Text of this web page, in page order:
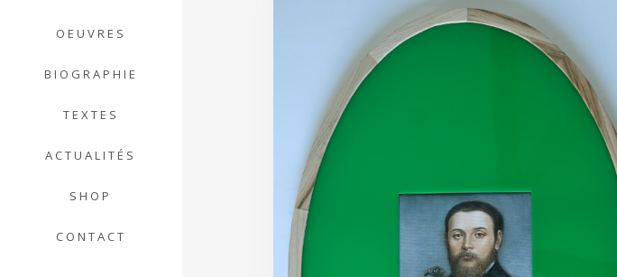
OEUVRES
BIOGRAPHIE
TEXTES
ACTUALITÉS
SHOP
CONTACT